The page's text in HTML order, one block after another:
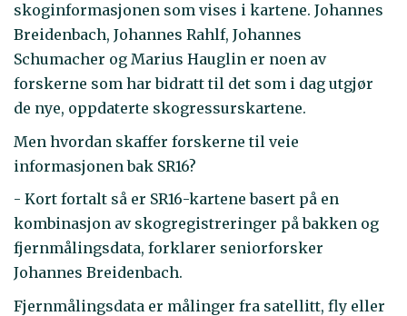
skoginformasjonen som vises i kartene. Johannes
Breidenbach, Johannes Rahlf, Johannes
Schumacher og Marius Hauglin er noen av
forskerne som har bidratt til det som i dag utgjør
de nye, oppdaterte skogressurskartene.
Men hvordan skaffer forskerne til veie
informasjonen bak SR16?
- Kort fortalt så er SR16-kartene basert på en
kombinasjon av skogregistreringer på bakken og
fjernmålingsdata, forklarer seniorforsker
Johannes Breidenbach.
Fjernmålingsdata er målinger fra satellitt, fly eller